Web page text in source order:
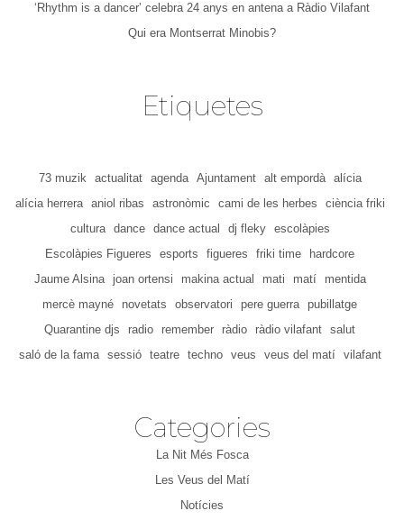
‘Rhythm is a dancer’ celebra 24 anys en antena a Ràdio Vilafant
Qui era Montserrat Minobis?
Etiquetes
73 muzik actualitat agenda Ajuntament alt empordà
alícia
alícia herrera
aniol ribas astronòmic cami de les herbes
ciència friki
cultura
dance dance actual dj fleky
escolàpies
Escolàpies Figueres
esports figueres friki time
hardcore
Jaume Alsina
joan ortensi makina actual mati matí
mentida
mercè mayné
novetats observatori pere guerra pubillatge
Quarantine djs
radio remember ràdio ràdio vilafant salut
saló de la fama
sessió teatre techno veus veus del matí vilafant
Categories
La Nit Més Fosca
Les Veus del Matí
Notícies